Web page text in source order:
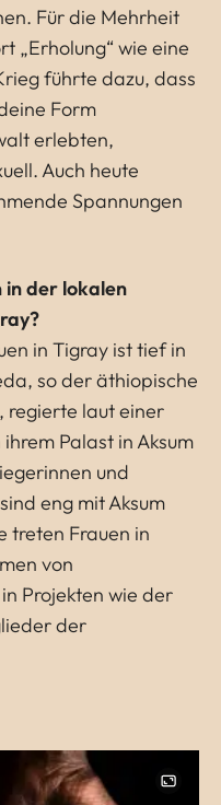
Für die Mehrheit
„Erholung“ wie eine
führte dazu, dass
Form
erlebten,
Auch heute
Spannungen
in der lokalen
in Tigray ist tief in
so der äthiopische
regierte laut einer
Palast in Aksum
und
eng mit Aksum
treten Frauen in
von
Projekten wie der
der